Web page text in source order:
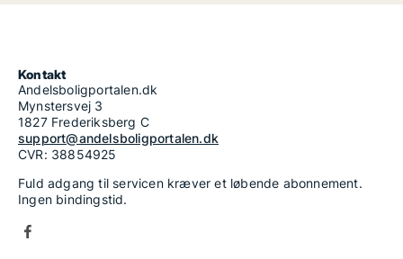
Kontakt
Andelsboligportalen.dk
Mynstersvej 3
1827 Frederiksberg C
support@andelsboligportalen.dk
CVR: 38854925
Fuld adgang til servicen kræver et løbende abonnement.
Ingen bindingstid.